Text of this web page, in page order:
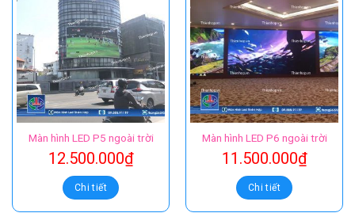
Màn hình LED P5 ngoài trời
12.500.000₫
Chi tiết
Màn hình LED P6 ngoài trời
11.500.000₫
Chi tiết